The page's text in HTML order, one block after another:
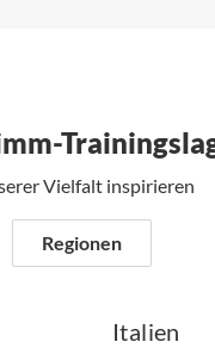
Vielfalt inspirieren
Regionen
Italien